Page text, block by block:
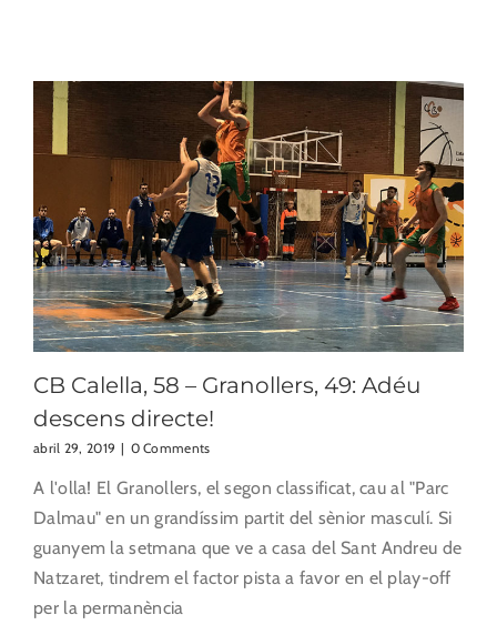
CB Calella, 58 – Granollers, 49: Adéu
descens directe!
abril 29, 2019 | 0 Comments
A l'olla! El Granollers, el segon classificat, cau al "Parc
Dalmau" en un grandíssim partit del sènior masculí. Si
guanyem la setmana que ve a casa del Sant Andreu de
Natzaret, tindrem el factor pista a favor en el play-off
per la permanència